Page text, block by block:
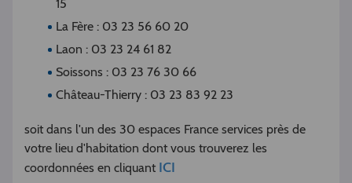
15
La Fère : 03 23 56 60 20
Laon : 03 23 24 61 82
Soissons : 03 23 76 30 66
Château-Thierry : 03 23 83 92 23
soit dans l'un des 30 espaces France services près de
votre lieu d'habitation dont vous trouverez les
coordonnées en cliquant ICI